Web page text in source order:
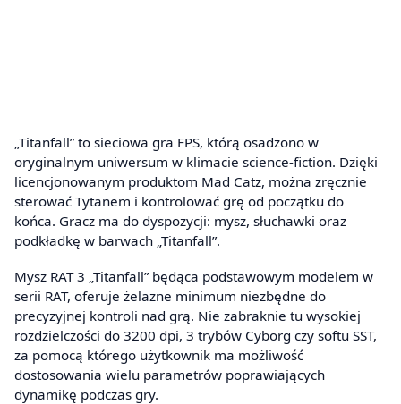
„Titanfall” to sieciowa gra FPS, którą osadzono w
oryginalnym uniwersum w klimacie science-fiction. Dzięki
licencjonowanym produktom Mad Catz, można zręcznie
sterować Tytanem i kontrolować grę od początku do
końca. Gracz ma do dyspozycji: mysz, słuchawki oraz
podkładkę w barwach „Titanfall”.
Mysz RAT 3 „Titanfall” będąca podstawowym modelem w
serii RAT, oferuje żelazne minimum niezbędne do
precyzyjnej kontroli nad grą. Nie zabraknie tu wysokiej
rozdzielczości do 3200 dpi, 3 trybów Cyborg czy softu SST,
za pomocą którego użytkownik ma możliwość
dostosowania wielu parametrów poprawiających
dynamikę podczas gry.